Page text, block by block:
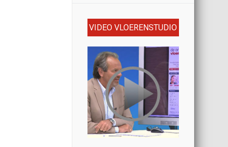
VIDEO VLOERENSTUDIO